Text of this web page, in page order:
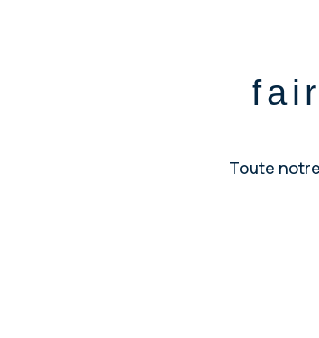
Toute